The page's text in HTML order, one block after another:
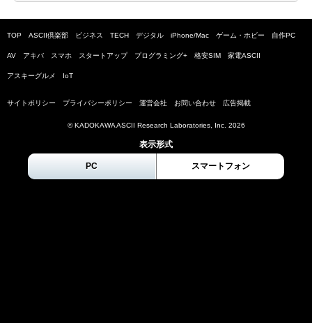
TOP ASCII倶楽部 ビジネス TECH デジタル iPhone/Mac ゲーム・ホビー 自作PC
AV アキバ スマホ スタートアップ プログラミング+ 格安SIM 家電ASCII
アスキーグルメ IoT
サイトポリシー プライバシーポリシー 運営会社 お問い合わせ 広告掲載
© KADOKAWA ASCII Research Laboratories, Inc. 2026
表示形式
PC スマートフォン